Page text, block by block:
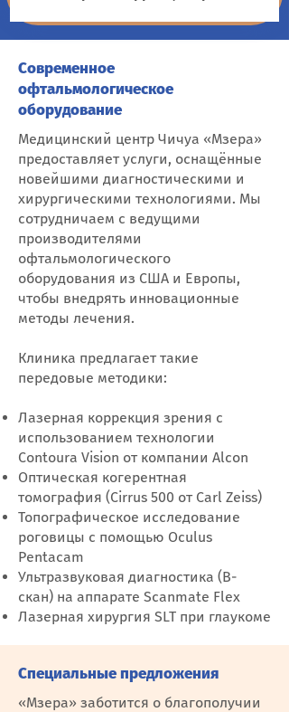
Современное
офтальмологическое
оборудование
Медицинский центр Чичуа «Мзера»
предоставляет услуги, оснащённые
новейшими диагностическими и
хирургическими технологиями. Мы
сотрудничаем с ведущими
производителями
офтальмологического
оборудования из США и Европы,
чтобы внедрять инновационные
методы лечения.
Клиника предлагает такие
передовые методики:
Лазерная коррекция зрения с
использованием технологии
Contoura Vision от компании Alcon
Оптическая когерентная
томография (Cirrus 500 от Carl Zeiss)
Топографическое исследование
роговицы с помощью Oculus
Pentacam
Ультразвуковая диагностика (B-
скан) на аппарате Scanmate Flex
Лазерная хирургия SLT при глаукоме
Специальные предложения
«Мзера» заботится о благополучии